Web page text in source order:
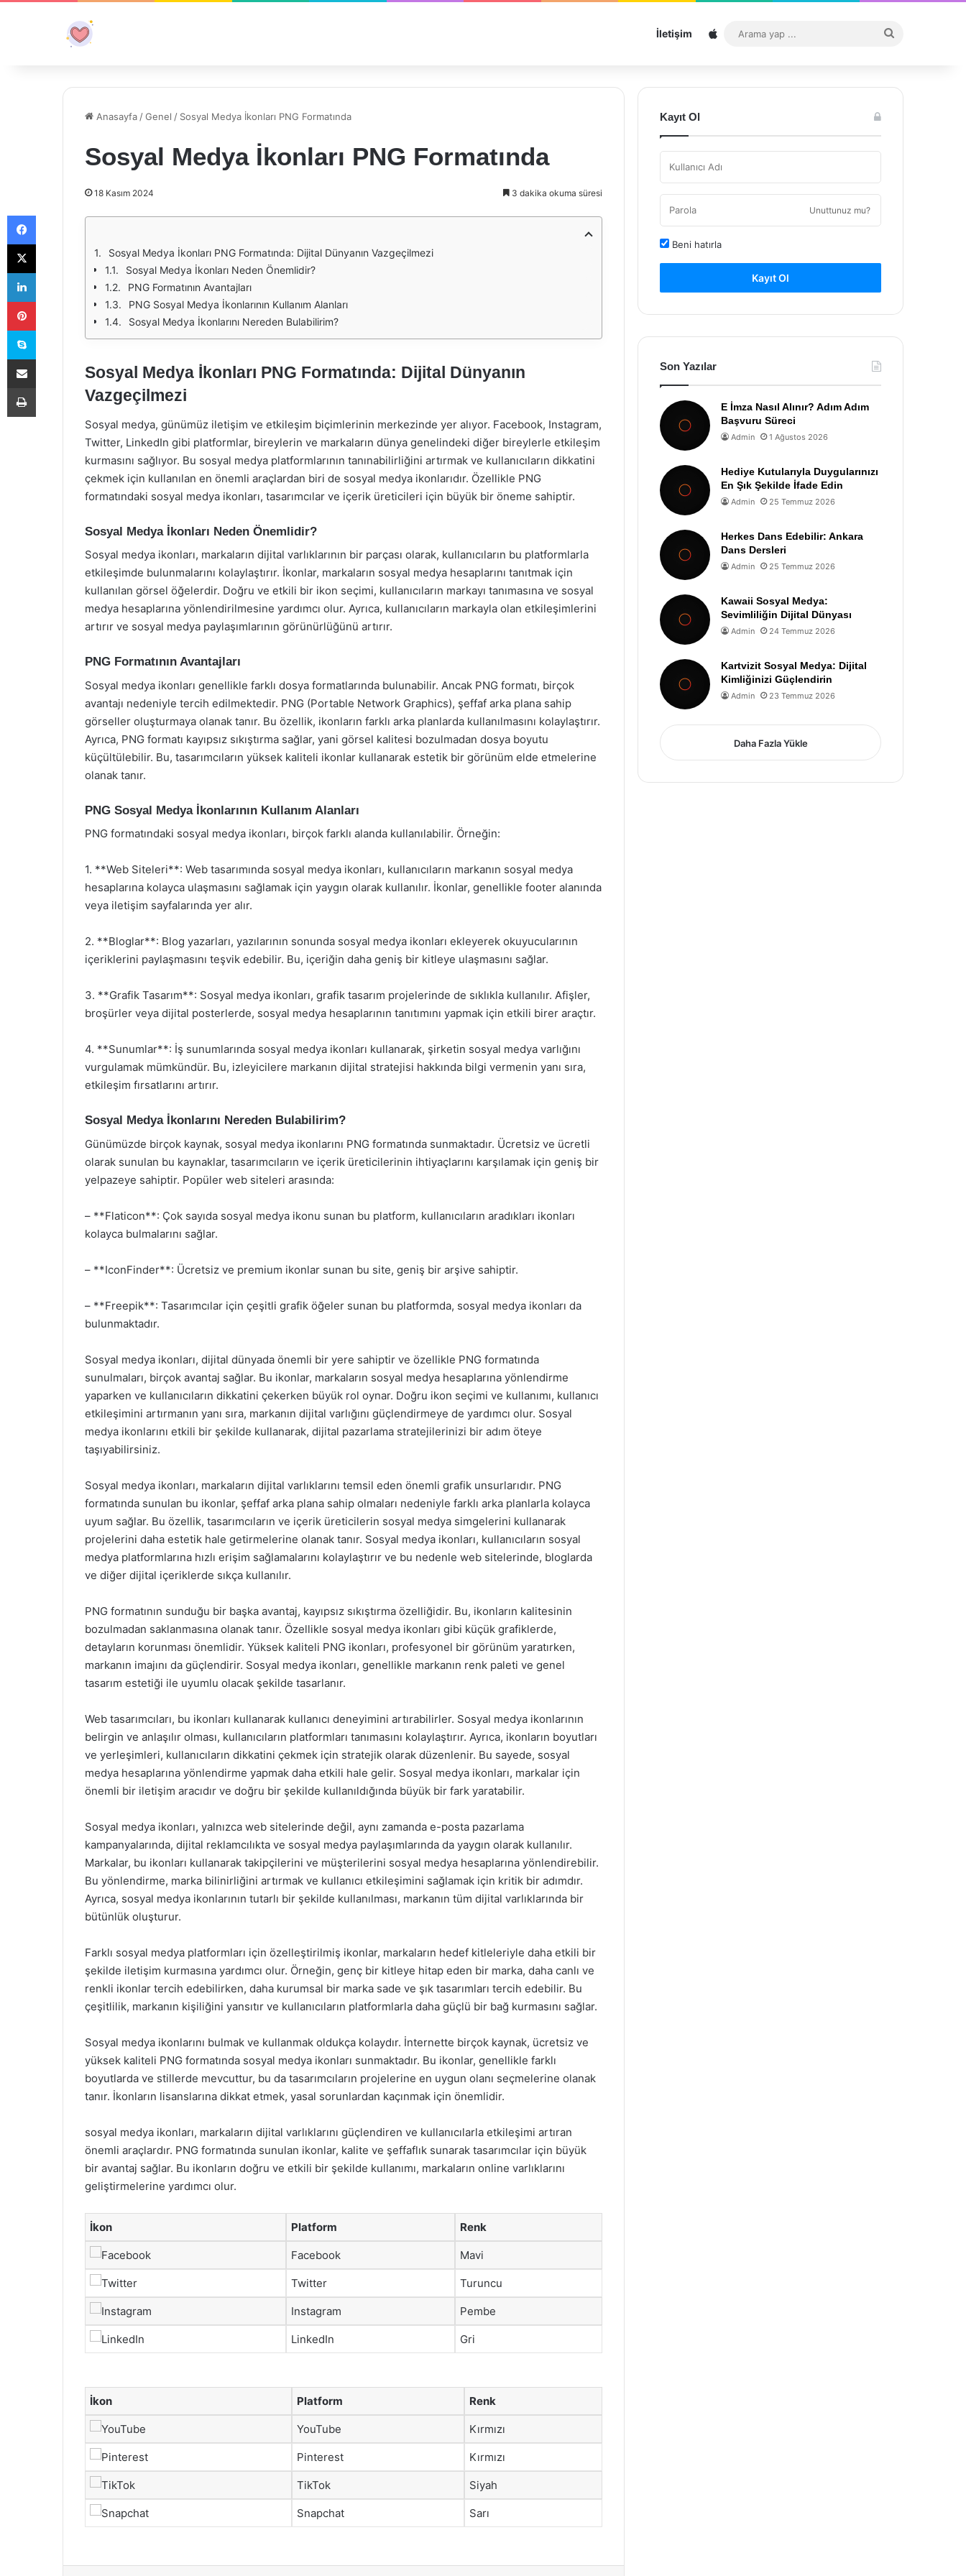
İletişim Sitemap
...
Anasayfa /Genel / Sosyal Medya İkonları PNG Formatında
Sosyal Medya İkonları PNG Formatında
18 Kasım 2024 3 dakika okuma süresi
Sosyal Medya İkonları PNG Formatında: Dijital Dünyanın Vazgeçilmezi
Sosyal Medya İkonları Neden Önemlidir?
PNG Formatının Avantajları
PNG Sosyal Medya İkonlarının Kullanım Alanları
Sosyal Medya İkonlarını Nereden Bulabilirim?
Sosyal Medya İkonları PNG Formatında: Dijital Dünyanın
Vazgeçilmezi
Sosyal medya, günümüz iletişim ve etkileşim biçimlerinin merkezinde yer alıyor. Facebook, Instagram,
Twitter, LinkedIn gibi platformlar, bireylerin ve markaların dünya genelindeki diğer bireylerle etkileşim
kurmasını sağlıyor. Bu sosyal medya platformlarının tanınabilirliğini artırmak ve kullanıcıların dikkatini
çekmek için kullanılan en önemli araçlardan biri de sosyal medya ikonlarıdır. Özellikle PNG
formatındaki sosyal medya ikonları, tasarımcılar ve içerik üreticileri için büyük bir öneme sahiptir.
Sosyal Medya İkonları Neden Önemlidir?
Sosyal medya ikonları, markaların dijital varlıklarının bir parçası olarak, kullanıcıların bu platformlarla
etkileşimde bulunmalarını kolaylaştırır. İkonlar, markaların sosyal medya hesaplarını tanıtmak için
kullanılan görsel öğelerdir. Doğru ve etkili bir ikon seçimi, kullanıcıların markayı tanımasına ve sosyal
medya hesaplarına yönlendirilmesine yardımcı olur. Ayrıca, kullanıcıların markayla olan etkileşimlerini
artırır ve sosyal medya paylaşımlarının görünürlüğünü artırır.
PNG Formatının Avantajları
Sosyal medya ikonları genellikle farklı dosya formatlarında bulunabilir. Ancak PNG formatı, birçok
avantajı nedeniyle tercih edilmektedir. PNG (Portable Network Graphics), şeffaf arka plana sahip
görseller oluşturmaya olanak tanır. Bu özellik, ikonların farklı arka planlarda kullanılmasını kolaylaştırır.
Ayrıca, PNG formatı kayıpsız sıkıştırma sağlar, yani görsel kalitesi bozulmadan dosya boyutu
küçültülebilir. Bu, tasarımcıların yüksek kaliteli ikonlar kullanarak estetik bir görünüm elde etmelerine
olanak tanır.
PNG Sosyal Medya İkonlarının Kullanım Alanları
PNG formatındaki sosyal medya ikonları, birçok farklı alanda kullanılabilir. Örneğin:
1. **Web Siteleri**: Web tasarımında sosyal medya ikonları, kullanıcıların markanın sosyal medya
hesaplarına kolayca ulaşmasını sağlamak için yaygın olarak kullanılır. İkonlar, genellikle footer alanında
veya iletişim sayfalarında yer alır.
2. **Bloglar**: Blog yazarları, yazılarının sonunda sosyal medya ikonları ekleyerek okuyucularının
içeriklerini paylaşmasını teşvik edebilir. Bu, içeriğin daha geniş bir kitleye ulaşmasını sağlar.
3. **Grafik Tasarım**: Sosyal medya ikonları, grafik tasarım projelerinde de sıklıkla kullanılır. Afişler,
broşürler veya dijital posterlerde, sosyal medya hesaplarının tanıtımını yapmak için etkili birer araçtır.
4. **Sunumlar**: İş sunumlarında sosyal medya ikonları kullanarak, şirketin sosyal medya varlığını
vurgulamak mümkündür. Bu, izleyicilere markanın dijital stratejisi hakkında bilgi vermenin yanı sıra,
etkileşim fırsatlarını artırır.
Sosyal Medya İkonlarını Nereden Bulabilirim?
Günümüzde birçok kaynak, sosyal medya ikonlarını PNG formatında sunmaktadır. Ücretsiz ve ücretli
olarak sunulan bu kaynaklar, tasarımcıların ve içerik üreticilerinin ihtiyaçlarını karşılamak için geniş bir
yelpazeye sahiptir. Popüler web siteleri arasında:
– **Flaticon**: Çok sayıda sosyal medya ikonu sunan bu platform, kullanıcıların aradıkları ikonları
kolayca bulmalarını sağlar.
– **IconFinder**: Ücretsiz ve premium ikonlar sunan bu site, geniş bir arşive sahiptir.
– **Freepik**: Tasarımcılar için çeşitli grafik öğeler sunan bu platformda, sosyal medya ikonları da
bulunmaktadır.
Sosyal medya ikonları, dijital dünyada önemli bir yere sahiptir ve özellikle PNG formatında
sunulmaları, birçok avantaj sağlar. Bu ikonlar, markaların sosyal medya hesaplarına yönlendirme
yaparken ve kullanıcıların dikkatini çekerken büyük rol oynar. Doğru ikon seçimi ve kullanımı, kullanıcı
etkileşimini artırmanın yanı sıra, markanın dijital varlığını güçlendirmeye de yardımcı olur. Sosyal
medya ikonlarını etkili bir şekilde kullanarak, dijital pazarlama stratejilerinizi bir adım öteye
taşıyabilirsiniz.
Sosyal medya ikonları, markaların dijital varlıklarını temsil eden önemli grafik unsurlarıdır. PNG
formatında sunulan bu ikonlar, şeffaf arka plana sahip olmaları nedeniyle farklı arka planlarla kolayca
uyum sağlar. Bu özellik, tasarımcıların ve içerik üreticilerin sosyal medya simgelerini kullanarak
projelerini daha estetik hale getirmelerine olanak tanır. Sosyal medya ikonları, kullanıcıların sosyal
medya platformlarına hızlı erişim sağlamalarını kolaylaştırır ve bu nedenle web sitelerinde, bloglarda
ve diğer dijital içeriklerde sıkça kullanılır.
PNG formatının sunduğu bir başka avantaj, kayıpsız sıkıştırma özelliğidir. Bu, ikonların kalitesinin
bozulmadan saklanmasına olanak tanır. Özellikle sosyal medya ikonları gibi küçük grafiklerde,
detayların korunması önemlidir. Yüksek kaliteli PNG ikonları, profesyonel bir görünüm yaratırken,
markanın imajını da güçlendirir. Sosyal medya ikonları, genellikle markanın renk paleti ve genel
tasarım estetiği ile uyumlu olacak şekilde tasarlanır.
Web tasarımcıları, bu ikonları kullanarak kullanıcı deneyimini artırabilirler. Sosyal medya ikonlarının
belirgin ve anlaşılır olması, kullanıcıların platformları tanımasını kolaylaştırır. Ayrıca, ikonların boyutları
ve yerleşimleri, kullanıcıların dikkatini çekmek için stratejik olarak düzenlenir. Bu sayede, sosyal
medya hesaplarına yönlendirme yapmak daha etkili hale gelir. Sosyal medya ikonları, markalar için
önemli bir iletişim aracıdır ve doğru bir şekilde kullanıldığında büyük bir fark yaratabilir.
Sosyal medya ikonları, yalnızca web sitelerinde değil, aynı zamanda e-posta pazarlama
kampanyalarında, dijital reklamcılıkta ve sosyal medya paylaşımlarında da yaygın olarak kullanılır.
Markalar, bu ikonları kullanarak takipçilerini ve müşterilerini sosyal medya hesaplarına yönlendirebilir.
Bu yönlendirme, marka bilinirliğini artırmak ve kullanıcı etkileşimini sağlamak için kritik bir adımdır.
Ayrıca, sosyal medya ikonlarının tutarlı bir şekilde kullanılması, markanın tüm dijital varlıklarında bir
bütünlük oluşturur.
Farklı sosyal medya platformları için özelleştirilmiş ikonlar, markaların hedef kitleleriyle daha etkili bir
şekilde iletişim kurmasına yardımcı olur. Örneğin, genç bir kitleye hitap eden bir marka, daha canlı ve
renkli ikonlar tercih edebilirken, daha kurumsal bir marka sade ve şık tasarımları tercih edebilir. Bu
çeşitlilik, markanın kişiliğini yansıtır ve kullanıcıların platformlarla daha güçlü bir bağ kurmasını sağlar.
Sosyal medya ikonlarını bulmak ve kullanmak oldukça kolaydır. İnternette birçok kaynak, ücretsiz ve
yüksek kaliteli PNG formatında sosyal medya ikonları sunmaktadır. Bu ikonlar, genellikle farklı
boyutlarda ve stillerde mevcuttur, bu da tasarımcıların projelerine en uygun olanı seçmelerine olanak
tanır. İkonların lisanslarına dikkat etmek, yasal sorunlardan kaçınmak için önemlidir.
sosyal medya ikonları, markaların dijital varlıklarını güçlendiren ve kullanıcılarla etkileşimi artıran
önemli araçlardır. PNG formatında sunulan ikonlar, kalite ve şeffaflık sunarak tasarımcılar için büyük
bir avantaj sağlar. Bu ikonların doğru ve etkili bir şekilde kullanımı, markaların online varlıklarını
geliştirmelerine yardımcı olur.
İkon Platform Renk
Facebook Mavi
Twitter Turuncu
Instagram Pembe
LinkedIn Gri
İkon Platform Renk
YouTube Kırmızı
Pinterest Kırmızı
TikTok Siyah
Snapchat Sarı
Kayıt Ol
Unuttunuz mu?
Beni hatırla
Kayıt Ol
Son Yazılar
E İmza Nasıl Alınır? Adım Adım
Başvuru Süreci
Admin 1 Ağustos 2026
Hediye Kutularıyla Duygularınızı
En Şık Şekilde İfade Edin
Admin 25 Temmuz 2026
Herkes Dans Edebilir: Ankara
Dans Dersleri
Admin 25 Temmuz 2026
Kawaii Sosyal Medya:
Sevimliliğin Dijital Dünyası
Admin 24 Temmuz 2026
Kartvizit Sosyal Medya: Dijital
Kimliğinizi Güçlendirin
Admin 23 Temmuz 2026
Daha Fazla Yükle
Facebook
X
LinkedIn
Pinterest
Skype
E-Posta ile paylaş